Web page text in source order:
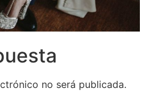
no será publicada.